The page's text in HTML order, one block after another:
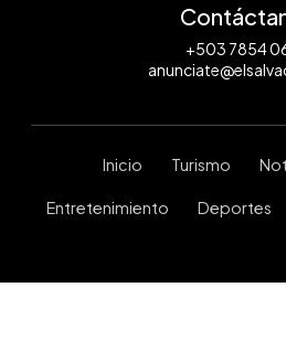
+503 7854
Inicio Turismo
Entretenimiento Deportes